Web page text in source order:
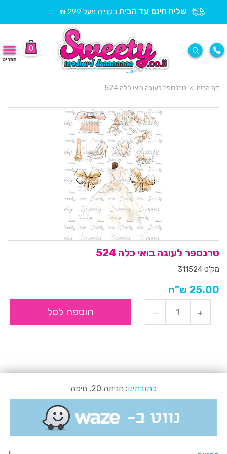
שליח חינם עד הבית בקנייה מעל 299 ₪
0
תפריט
דף הבית > טרנספר לעוגה בואי כלה 524
טרנספר לעוגה בואי כלה 524
מק'ט 311524
25.00 ש"ח
הוספה לסל
כתובתינו: חניתה 20, חיפה